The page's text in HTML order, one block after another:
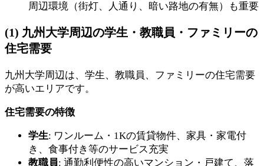
周辺環境（街灯、人通り、暗い路地の有無）も重要
(1) 九州大学周辺の学生・教職員・ファミリーの
住宅需要
九州大学周辺は、学生、教職員、ファミリーの住宅需要
が高いエリアです。
住宅需要の特徴
学生: ワンルーム・1Kの賃貸物件、家具・家電付
き、食事付き等のサービス充実
教職員: 通勤利便性の高いマンション・戸建て、落